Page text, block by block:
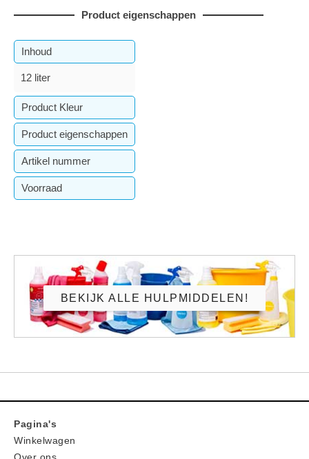
Product eigenschappen
Inhoud
12 liter
Product Kleur
Geel
Product eigenschappen
¯ 310 / H 230mm
Artikel nummer
10.651.056
Voorraad
BEKIJK ALLE HULPMIDDELEN!
Pagina's
Winkelwagen